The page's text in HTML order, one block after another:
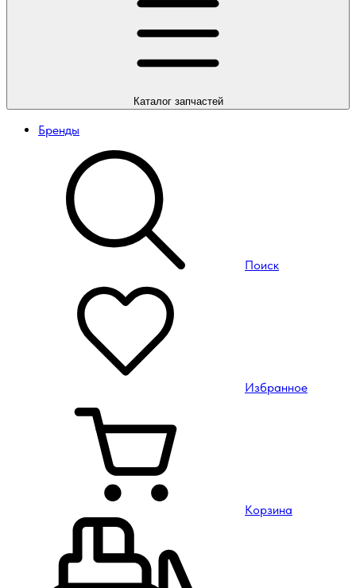
Каталогзапчастей
Бренды
Поиск
Избранное
Корзина